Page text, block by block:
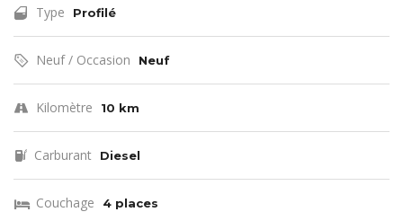
Type Profilé
Neuf / Occasion Neuf
Kilomètre 10 km
Carburant Diesel
Couchage 4 places